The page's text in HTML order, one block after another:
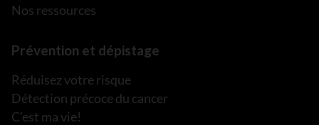
Nos ressources
Prévention et dépistage
Réduisez votre risque
Détection précoce du cancer
C’est ma vie!